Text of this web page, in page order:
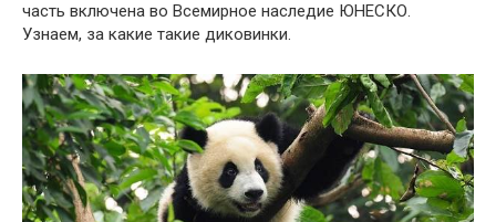
часть включена во Всемирное наследие ЮНЕСКО.
Узнаем, за какие такие диковинки.